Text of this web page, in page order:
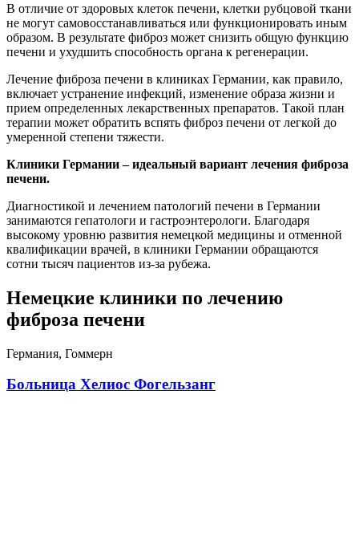
В отличие от здоровых клеток печени, клетки рубцовой ткани
не могут самовосстанавливаться или функционировать иным
образом. В результате фиброз может снизить общую функцию
печени и ухудшить способность органа к регенерации.
Лечение фиброза печени в клиниках Германии, как правило,
включает устранение инфекций, изменение образа жизни и
прием определенных лекарственных препаратов. Такой план
терапии может обратить вспять фиброз печени от легкой до
умеренной степени тяжести.
Клиники Германии – идеальный вариант лечения фиброза
печени.
Диагностикой и лечением патологий печени в Германии
занимаются гепатологи и гастроэнтерологи. Благодаря
высокому уровню развития немецкой медицины и отменной
квалификации врачей, в клиники Германии обращаются
сотни тысяч пациентов из-за рубежа.
Немецкие клиники по лечению
фиброза печени
Германия, Гоммерн
Больница Хелиос Фогельзанг